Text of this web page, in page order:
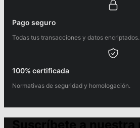
Pago seguro
Todas tus transacciones y datos encriptados.
100% certificada
Normativas de seguridad y homologación.